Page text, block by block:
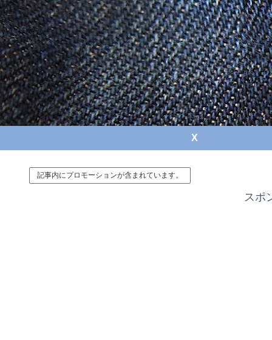
X
記事内にプロモーションが含まれています。
スポ